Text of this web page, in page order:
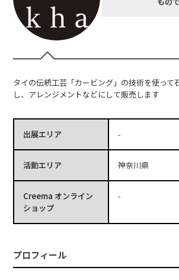
タイの伝統工芸「カービング」の技術を使って
し、アレンジメントなどにして販売します
出展エリア -
活動エリア 神奈川県
Creema オンライン
ショップ
-
プロフィール